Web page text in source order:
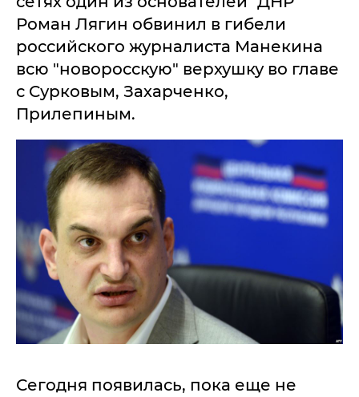
Роман Лягин обвинил в гибели
российского журналиста Манекина
всю "новоросскую" верхушку во главе
с Сурковым, Захарченко,
Прилепиным.
Сегодня появилась, пока еще не